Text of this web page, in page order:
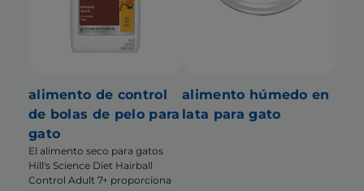
alimento de control
de bolas de pelo para
gato
El alimento seco para gatos
Hill's Science Diet Hairball
Control Adult 7+ proporciona
alimento húmedo en
lata para gato